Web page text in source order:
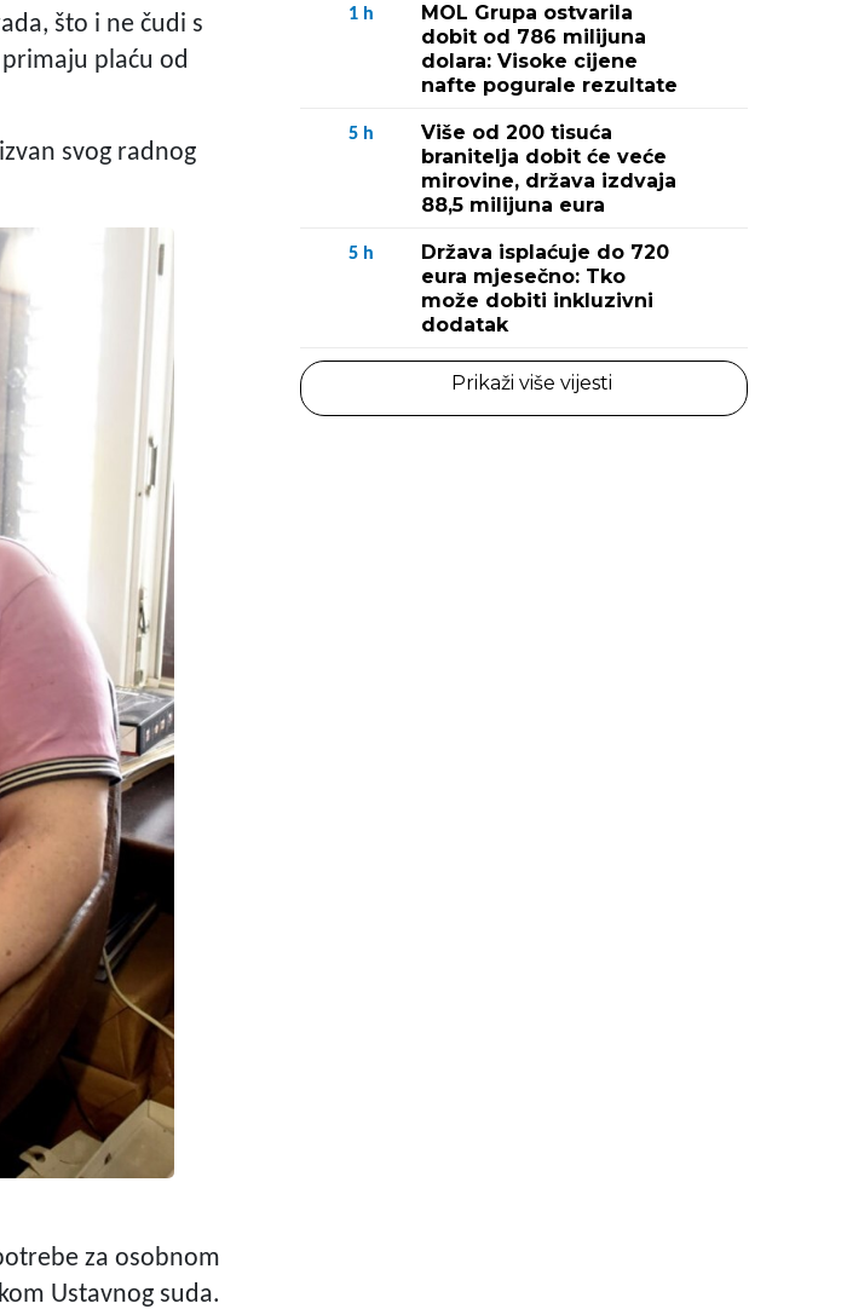
što i ne čudi s
plaću od
svog radnog
za osobnom
Ustavnog suda.
1 h
MOL Grupa ostvarila
dobit od 786 milijuna
dolara: Visoke cijene
nafte pogurale rezultate
5 h
Više od 200 tisuća
branitelja dobit će veće
mirovine, država izdvaja
88,5 milijuna eura
5 h
Država isplaćuje do 720
eura mjesečno: Tko
može dobiti inkluzivni
dodatak
Prikaži više vijesti